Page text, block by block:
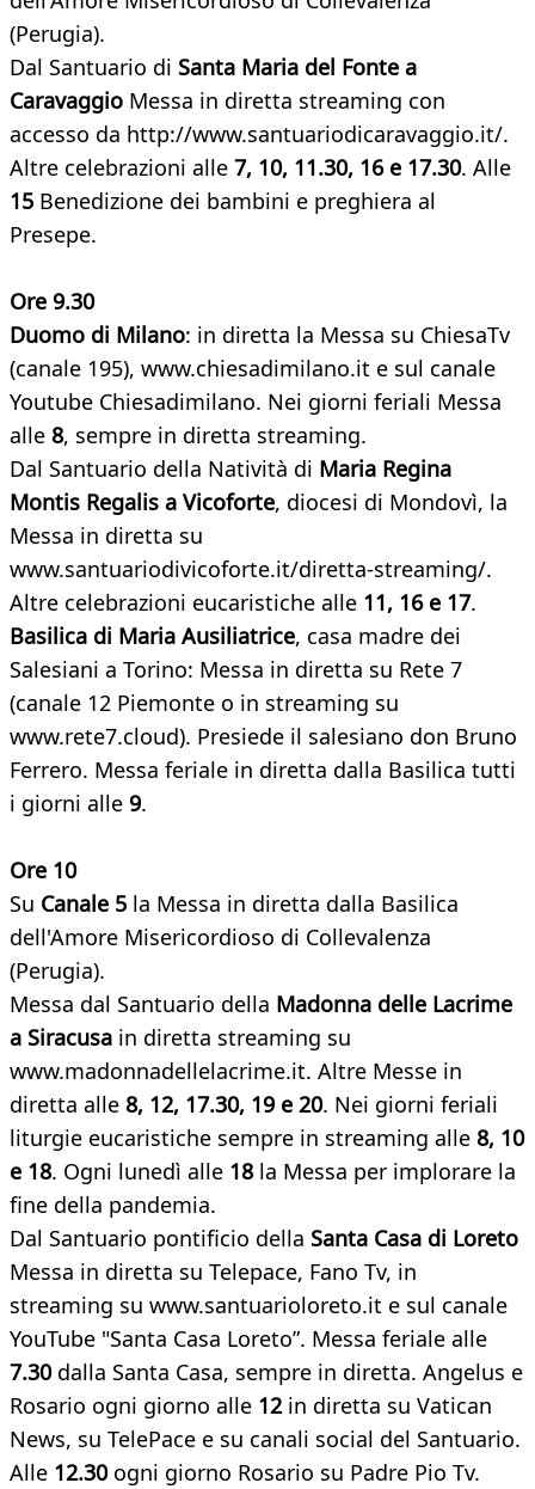
(Perugia).
Dal Santuario di Santa Maria del Fonte a
Caravaggio Messa in diretta streaming con
accesso da http://www.santuariodicaravaggio.it/.
Altre celebrazioni alle 7, 10, 11.30, 16 e 17.30. Alle
15 Benedizione dei bambini e preghiera al
Presepe.
Ore 9.30
Duomo di Milano: in diretta la Messa su ChiesaTv
(canale 195), www.chiesadimilano.it e sul canale
Youtube Chiesadimilano. Nei giorni feriali Messa
alle 8, sempre in diretta streaming.
Dal Santuario della Natività di Maria Regina
Montis Regalis a Vicoforte, diocesi di Mondovì, la
Messa in diretta su
www.santuariodivicoforte.it/diretta-streaming/.
Altre celebrazioni eucaristiche alle 11, 16 e 17.
Basilica di Maria Ausiliatrice, casa madre dei
Salesiani a Torino: Messa in diretta su Rete 7
(canale 12 Piemonte o in streaming su
www.rete7.cloud). Presiede il salesiano don Bruno
Ferrero. Messa feriale in diretta dalla Basilica tutti
i giorni alle 9.
Ore 10
Su Canale 5 la Messa in diretta dalla Basilica
dell'Amore Misericordioso di Collevalenza
(Perugia).
Messa dal Santuario della Madonna delle Lacrime
a Siracusa in diretta streaming su
www.madonnadellelacrime.it. Altre Messe in
diretta alle 8, 12, 17.30, 19 e 20. Nei giorni feriali
liturgie eucaristiche sempre in streaming alle 8, 10
e 18. Ogni lunedì alle 18la Messa per implorare la
fine della pandemia.
Dal Santuario pontificio della Santa Casa di Loreto
Messa in diretta su Telepace, Fano Tv, in
streaming su www.santuarioloreto.it e sul canale
YouTube "Santa Casa Loreto”. Messa feriale alle
7.30 dalla Santa Casa, sempre in diretta. Angelus e
Rosario ogni giorno alle 12in diretta su Vatican
News, su TelePace e su canali social del Santuario.
Alle 12.30 ogni giorno Rosario su Padre Pio Tv.